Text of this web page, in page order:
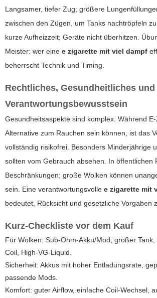
Langsamer, tiefer Zug; größere
zwischen den Zügen, um Tanks nachtröpfeln
kurze Aufheizzeit; Geräte nicht überhitzen.
Meister: wer eine e zigarette mit viel dampf
beherrscht Technik und Timing.
Rechtliches, Gesundheitliches und
Verantwortungsbewusstsein
Gesundheitsaspekte sind komplex. Während
Alternative zum Rauchen sein können, ist das
vollständig risikofrei. Besonders Minderjährige
sollten vom Gebrauch absehen. In öffentlichen
Beschränkungen; große Wolken können
sein. Eine verantwortungsvolle e zigarette mit
bedeutet, Rücksicht und gesetzliche Vorgaben
Kurz-Checkliste vor dem Kauf
Für Wolken: Sub-Ohm-Akku/Mod, großer
Coil, High-VG-Liquid.
Sicherheit: Akkus mit hoher Entladungsrate,
passende Mods.
Komfort: guter Airflow, einfache Coil-Wechsel,